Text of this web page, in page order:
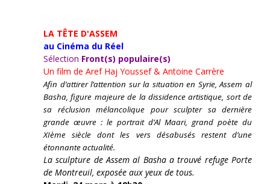
LA TÊTE D'ASSEM
au Cinéma du Réel
Sélection Front(s) populaire(s)
Un film de Aref Haj Youssef & Antoine Carrère
Afin d’attirer l’attention sur la situation en Syrie, Assem al
Basha, figure majeure de la dissidence artistique, sort de
sa réclusion mélancolique pour sculpter sa dernière
grande œuvre : le portrait d’Al Maari, grand poète du
XIème siècle dont les vers désabusés restent d’une
étonnante actualité.
La sculpture de Assem al Basha a trouvé refuge Porte
de Montreuil, exposée aux yeux de tous.